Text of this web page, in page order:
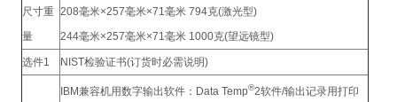
尺寸重
量
208毫米×257毫米×71毫米 794克(激光型)
244毫米×257毫米×71毫米 1000克(望远镜型)
选件1 NIST检验证书(订货时必需说明)
IBM兼容机用数字输出软件：Data Temp®2软件/输出记录用打印